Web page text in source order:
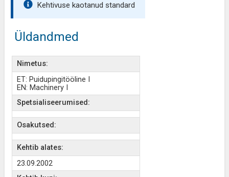
Kehtivuse kaotanud standard
Üldandmed
Nimetus:
ET: Puidupingitööline I
EN: Machinery I
Spetsialiseerumised:
Osakutsed:
Kehtib alates:
23.09.2002